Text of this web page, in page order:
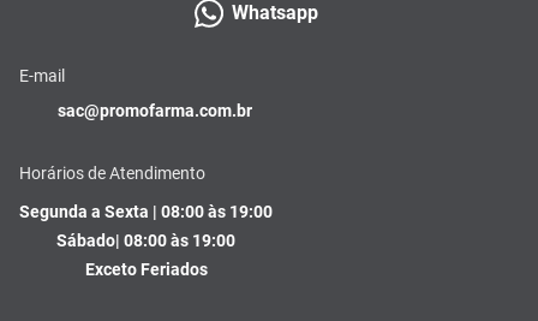
Whatsapp
E-mail
sac@promofarma.com.br
Horários de Atendimento
Segunda a Sexta | 08:00 às 19:00
Sábado| 08:00 às 19:00
Exceto Feriados